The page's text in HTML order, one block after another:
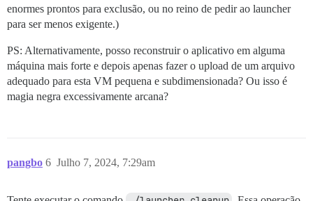
enormes prontos para exclusão, ou no reino de pedir ao launcher
para ser menos exigente.)
PS: Alternativamente, posso reconstruir o aplicativo em alguma
máquina mais forte e depois apenas fazer o upload de um arquivo
adequado para esta VM pequena e subdimensionada? Ou isso é
magia negra excessivamente arcana?
pangbo Julho 7, 2024, 7:29am
6